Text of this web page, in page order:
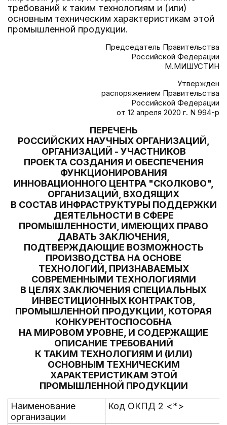
требований к таким технологиям и (или)
основным техническим характеристикам этой
промышленной продукции.
Председатель Правительства
Российской Федерации
М.МИШУСТИН
Утвержден
распоряжением Правительства
Российской Федерации
от 12 апреля 2020 г. N 994-р
ПЕРЕЧЕНЬ
РОССИЙСКИХ НАУЧНЫХ ОРГАНИЗАЦИЙ,
ОРГАНИЗАЦИЙ - УЧАСТНИКОВ
ПРОЕКТА СОЗДАНИЯ И ОБЕСПЕЧЕНИЯ
ФУНКЦИОНИРОВАНИЯ
ИННОВАЦИОННОГО ЦЕНТРА "СКОЛКОВО",
ОРГАНИЗАЦИЙ, ВХОДЯЩИХ
В СОСТАВ ИНФРАСТРУКТУРЫ ПОДДЕРЖКИ
ДЕЯТЕЛЬНОСТИ В СФЕРЕ
ПРОМЫШЛЕННОСТИ, ИМЕЮЩИХ ПРАВО
ДАВАТЬ ЗАКЛЮЧЕНИЯ,
ПОДТВЕРЖДАЮЩИЕ ВОЗМОЖНОСТЬ
ПРОИЗВОДСТВА НА ОСНОВЕ
ТЕХНОЛОГИЙ, ПРИЗНАВАЕМЫХ
СОВРЕМЕННЫМИ ТЕХНОЛОГИЯМИ
В ЦЕЛЯХ ЗАКЛЮЧЕНИЯ СПЕЦИАЛЬНЫХ
ИНВЕСТИЦИОННЫХ КОНТРАКТОВ,
ПРОМЫШЛЕННОЙ ПРОДУКЦИИ, КОТОРАЯ
КОНКУРЕНТОСПОСОБНА
НА МИРОВОМ УРОВНЕ, И СОДЕРЖАЩИЕ
ОПИСАНИЕ ТРЕБОВАНИЙ
К ТАКИМ ТЕХНОЛОГИЯМ И (ИЛИ)
ОСНОВНЫМ ТЕХНИЧЕСКИМ
ХАРАКТЕРИСТИКАМ ЭТОЙ
ПРОМЫШЛЕННОЙ ПРОДУКЦИИ
Наименование
организации
Код ОКПД 2 <*>